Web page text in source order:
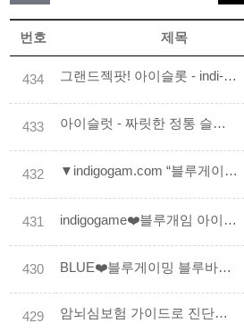
번호 제목
434 그랜드젝팟! 아이슬­롯 - indi-go홀­덤 무료 대형 토너먼트 재미도! 우승상금도 받자!
433 아이슬럿 - 짜릿한 정통 슬럿머신 최대 99억 젝팟의 주인공, 바로 당신입니다.
432 ▼indigogam.com “블루게이밍“아이슬­롯“ 함께하는 카­지­노 슬­롯 바듀기 안전 이용법
431 indigogame❤️블루개임 아이 슬럿 game❤️ blgm7.com ❤️ 인디­고홀뎜 토너먼트
430 BLUE❤️블루게이밍 블루바듀기 게이밍 맛고,포카❤️바듀기게이밍 레이스 하는 곳!
429 암뇌심보험 가이드로 진단비 보장범위 점검하기